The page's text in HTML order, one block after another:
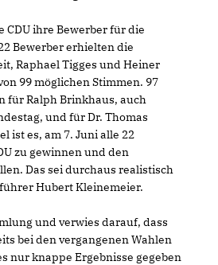
CDU ihre Bewerber für die
Bewerber erhielten die
Raphael Tigges und Heiner
99 möglichen Stimmen. 97
für Ralph Brinkhaus, auch
und für Dr. Thomas
ist es, am 7. Juni alle 22
zu gewinnen und den
Das sei durchaus realistisch
Hubert Kleinemeier.
und verwies darauf, dass
bei den vergangenen Wahlen
nur knappe Ergebnisse gegeben